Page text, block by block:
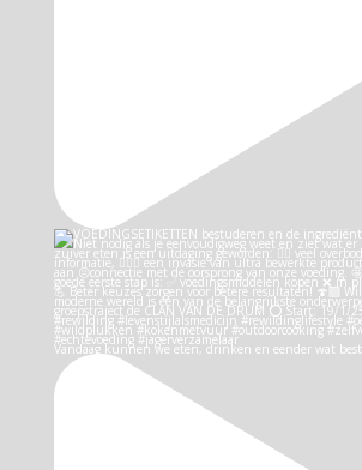
Vandaag kunnen we eten, drinken en eender wat best